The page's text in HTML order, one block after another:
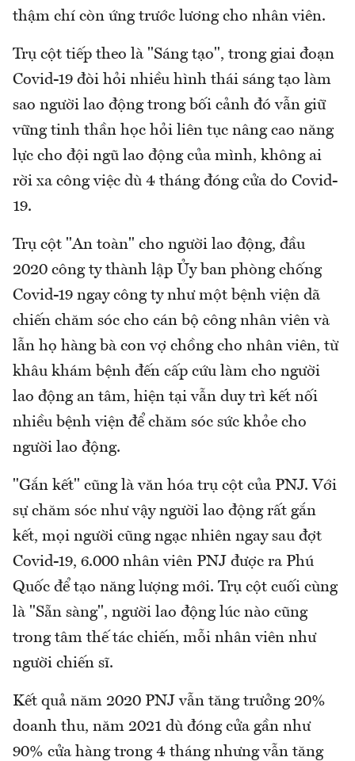
thậm chí còn ứng trước lương cho nhân viên.
Trụ cột tiếp theo là "Sáng tạo", trong giai đoạn
Covid-19 đòi hỏi nhiều hình thái sáng tạo làm
sao người lao động trong bối cảnh đó vẫn giữ
vững tinh thần học hỏi liên tục nâng cao năng
lực cho đội ngũ lao động của mình, không ai
rời xa công việc dù 4 tháng đóng cửa do Covid-
19.
Trụ cột "An toàn" cho người lao động, đầu
2020 công ty thành lập Ủy ban phòng chống
Covid-19 ngay công ty như một bệnh viện dã
chiến chăm sóc cho cán bộ công nhân viên và
lẫn họ hàng bà con vợ chồng cho nhân viên, từ
khâu khám bệnh đến cấp cứu làm cho người
lao động an tâm, hiện tại vẫn duy trì kết nối
nhiều bệnh viện để chăm sóc sức khỏe cho
người lao động.
"Gắn kết" cũng là văn hóa trụ cột của PNJ. Với
sự chăm sóc như vậy người lao động rất gắn
kết, mọi người cũng ngạc nhiên ngay sau đợt
Covid-19, 6.000 nhân viên PNJ được ra Phú
Quốc để tạo năng lượng mới. Trụ cột cuối cùng
là "Sẵn sàng", người lao động lúc nào cũng
trong tâm thế tác chiến, mỗi nhân viên như
người chiến sĩ.
Kết quả năm 2020 PNJ vẫn tăng trưởng 20%
doanh thu, năm 2021 dù đóng cửa gần như
90% cửa hàng trong 4 tháng nhưng vẫn tăng